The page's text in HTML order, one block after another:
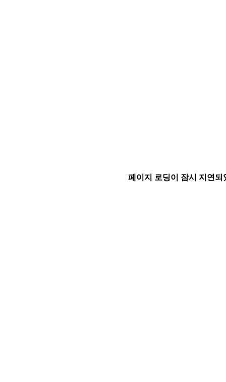
페이지 로딩이 잠시 지연